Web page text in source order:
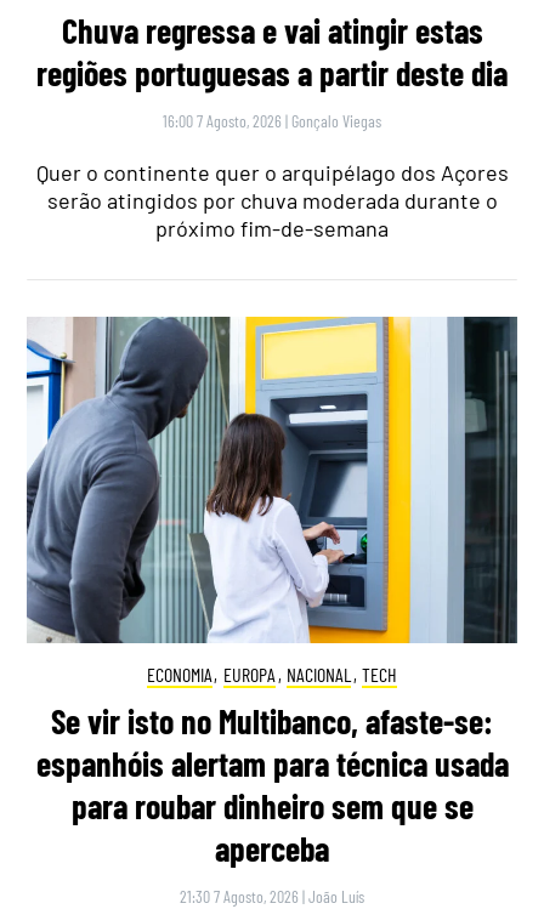
Chuva regressa e vai atingir estas
regiões portuguesas a partir deste dia
16:00 7 Agosto, 2026 | Gonçalo Viegas
Quer o continente quer o arquipélago dos Açores
serão atingidos por chuva moderada durante o
próximo fim-de-semana
ECONOMIA, EUROPA , NACIONAL , TECH
Se vir isto no Multibanco, afaste-se:
espanhóis alertam para técnica usada
para roubar dinheiro sem que se
aperceba
21:30 7 Agosto, 2026 |João Luís